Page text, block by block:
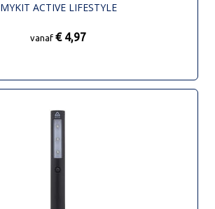
MYKIT ACTIVE LIFESTYLE
vanaf € 4,97